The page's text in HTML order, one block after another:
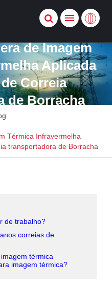
de Imagem
Aplicada
Correia
de Borracha
Térmica Infravermelha
transportadora de Borracha
de trabalho?
correias de
térmica
imagem térmica?